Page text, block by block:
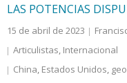
LAS POTENCIAS
15 de abril de 2023
Articulistas, Internacional
China, Estados Unidos,